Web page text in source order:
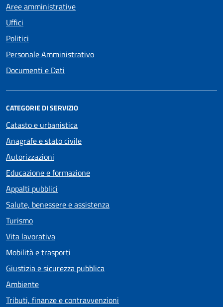
Aree amministrative
Uffici
Politici
Personale Amministrativo
Documenti e Dati
CATEGORIE DI SERVIZIO
Catasto e urbanistica
Anagrafe e stato civile
Autorizzazioni
Educazione e formazione
Appalti pubblici
Salute, benessere e assistenza
Turismo
Vita lavorativa
Mobilità e trasporti
Giustizia e sicurezza pubblica
Ambiente
Tributi, finanze e contravvenzioni